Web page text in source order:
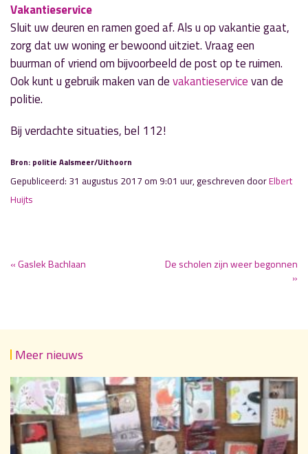
Vakantieservice
Sluit uw deuren en ramen goed af. Als u op vakantie gaat,
zorg dat uw woning er bewoond uitziet. Vraag een
buurman of vriend om bijvoorbeeld de post op te ruimen.
Ook kunt u gebruik maken van devakantieservicevan de
politie.
Bij verdachte situaties, bel 112!
Bron: politie Aalsmeer/Uithoorn
Gepubliceerd: 31 augustus 2017 om 9:01 uur, geschreven doorElbert
Huijts
« Gaslek Bachlaan
De scholen zijn weer begonnen
»
Meer nieuws